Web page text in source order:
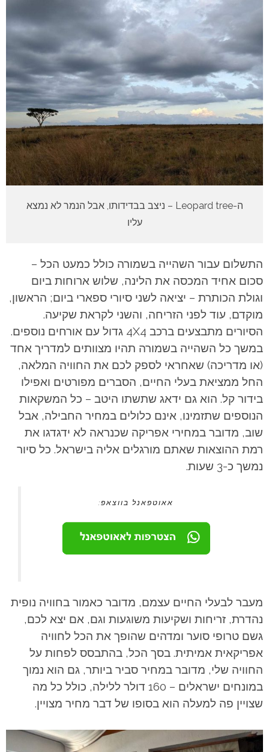
ה-Leopard tree – ניצב בבדידותו, אבל הנמר לא נמצא
עליו
התשלום עבור השהייה בשמורה כולל כמעט הכל –
סכום אחיד המכסה את הלינה, שלוש ארוחות ביום
וגולת הכותרת – יציאה לשני סיורי ספארי ביום; הראשון,
מוקדם, עוד לפני הזריחה, והשני לקראת שקיעה.
הסיורים מתבצעים ברכב 4X4 גדול עם אורחים נוספים.
במשך כל השהייה בשמורה תהיו מצוותים למדריך אחד
(או מדריכה) שאחראי לספק לכם את החוויה המלאה,
החל ממציאת בעלי החיים, הסברים מפורטים ואפילו
בידור קל. הוא גם ידאג שתשתו היטב – כל המשקאות
הנוספים שתזמינו, אינם כלולים במחיר החבילה, אבל
שוב, מדובר במחירי אפריקה שכנראה לא ידגדגו את
רמת ההוצאות שאתם מורגלים אליה בישראל. כל סיור
נמשך כ-3 שעות.
אאוטפאנל בווצאפ:
מעבר לבעלי החיים עצמם, מדובר כאמור בחוויה נופית
נהדרת, זריחות ושקיעות משוגעות וגם, אם יצא לכם,
גשם טרופי סוער ומדהים שהופך את הכל לחוויה
אפריקאית אמיתית. בסך הכל, בהתבסס לפחות על
החוויה שלי, מדובר במחיר סביר ביותר, גם הוא נמוך
במונחים ישראלים – 160 דולר ללילה, כולל כל מה
שצויין פה למעלה הוא בסופו של דבר מחיר מצויין.